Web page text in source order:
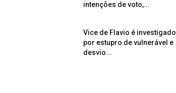
intenções de voto,...
Vice de Flavio é investigado
por estupro de vulnerável e
desvio...